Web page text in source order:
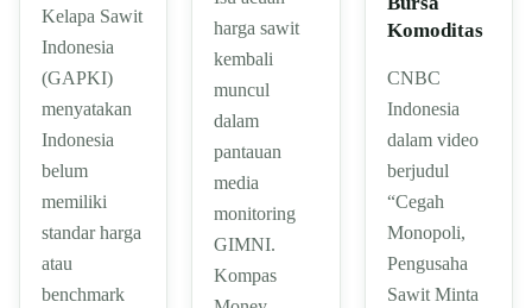
Kelapa Sawit
Indonesia
(GAPKI)
menyatakan
Indonesia
belum
memiliki
standar harga
atau
benchmark
harga sawit
kembali
muncul
dalam
pantauan
media
monitoring
GIMNI.
Kompas
Komoditas
CNBC
Indonesia
dalam video
berjudul
“Cegah
Monopoli,
Pengusaha
Sawit Minta